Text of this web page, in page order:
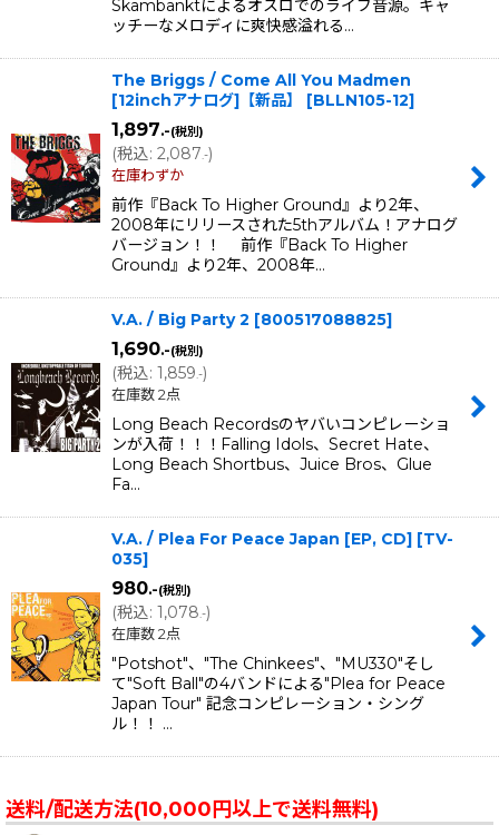
Skambanktによるオスロでのライブ音源。キャ
ッチーなメロディに爽快感溢れる…
The Briggs / Come All You Madmen
[12inchアナログ]【新品】
[BLLN105-12]
1,897.-(税別)
(税込: 2,087.-)
在庫わずか
前作『Back To Higher Ground』より2年、
2008年にリリースされた5thアルバム！アナログ
バージョン！！ 前作『Back To Higher
Ground』より2年、2008年…
V.A. / Big Party 2 [800517088825]
1,690.-(税別)
(税込: 1,859.-)
在庫数 2点
Long Beach Recordsのヤバいコンピレーショ
ンが入荷！！！Falling Idols、Secret Hate、
Long Beach Shortbus、Juice Bros、Glue
Fa…
V.A. / Plea For Peace Japan [EP, CD] [TV-
035]
980.-(税別)
(税込: 1,078.-)
在庫数 2点
"Potshot"、"The Chinkees"、"MU330"そし
て"Soft Ball"の4バンドによる"Plea for Peace
Japan Tour" 記念コンピレーション・シング
ル！！ …
送料/配送方法(10,000円以上で送料無料)